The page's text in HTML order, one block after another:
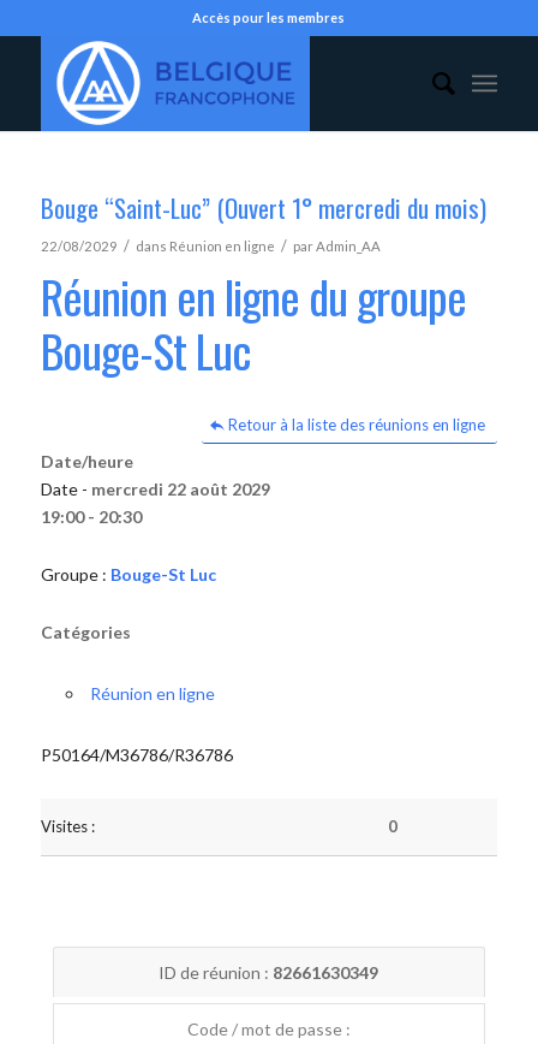
Accès pour les membres
Bouge “Saint-Luc” (Ouvert 1° mercredi du mois)
22/08/2029 / dans Réunion en ligne / parAdmin_AA
Réunion en ligne du groupe
Bouge-St Luc
Retour à la liste des réunions en ligne
Date/heure
Date - mercredi 22 août 2029
19:00 - 20:30
Groupe : Bouge-St Luc
Catégories
Réunion en ligne
P50164/M36786/R36786
Visites : 0
ID de réunion : 82661630349
Code / mot de passe :